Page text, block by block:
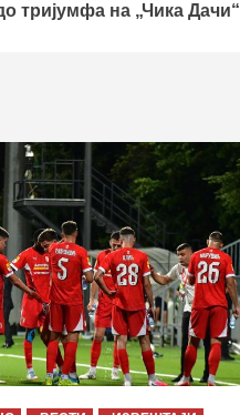
тријумфа на „Чика Дачи“